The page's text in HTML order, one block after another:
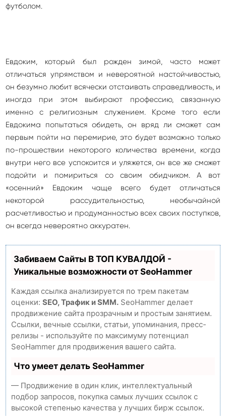
футболом.
Евдоким, который был рожден зимой, часто может
отличаться упрямством и невероятной настойчивостью,
он безумно любит всячески отстаивать справедливость, и
иногда при этом выбирают профессию, связанную
именно с религиозным служением. Кроме того если
Евдокима попытаться обидеть, он вряд ли сможет сам
первым пойти на перемирие, это будет возможно только
по-прошествии некоторого количества времени, когда
внутри него все успокоится и уляжется, он все же сможет
подойти и помириться со своим обидчиком. А вот
«осенний» Евдоким чаще всего будет отличаться
некоторой рассудительностью, необычайной
расчетливостью и продуманностью всех своих поступков,
он всегда невероятно аккуратен.
Забиваем Сайты В ТОП КУВАЛДОЙ -
Уникальные возможности от SeoHammer
Каждая ссылка анализируется по трем пакетам
оценки: SEO, Трафик и SMM. SeoHammer делает
продвижение сайта прозрачным и простым занятием.
Ссылки, вечные ссылки, статьи, упоминания, пресс-
релизы - используйте по максимуму потенциал
SeoHammer для продвижения вашего сайта.
Что умеет делать SeoHammer
— Продвижение в один клик, интеллектуальный
подбор запросов, покупка самых лучших ссылок с
высокой степенью качества у лучших бирж ссылок.